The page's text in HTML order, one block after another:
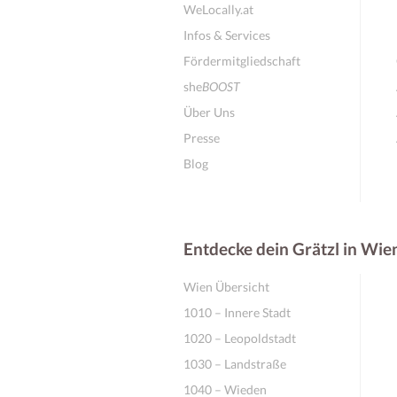
WeLocally.at
Infos & Services
Fördermitgliedschaft
sheBOOST
Über Uns
Presse
Blog
Entdecke dein Grätzl in
Wien Übersicht
1010 – Innere Stadt
1020 – Leopoldstadt
1030 – Landstraße
1040 – Wieden